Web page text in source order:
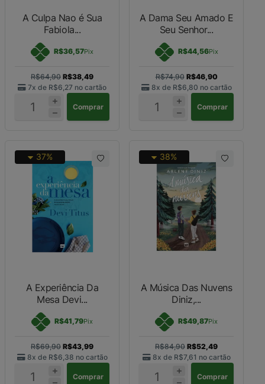
A Culpa Nao é Sua
Fabiola...
R$36,57Pix
R$64,90 R$38,49
7x de R$6,27 no cartão
Comprar
A Dama Seu Amado E
Seu Senhor...
R$44,56Pix
R$74,90 R$46,90
8x de R$6,80 no cartão
Comprar
37%
A Experiência Da
Mesa Devi...
R$41,79Pix
R$69,90 R$43,99
8x de R$6,38 no cartão
Comprar
38%
A Música Das Nuvens
Diniz,...
R$49,87Pix
R$84,90 R$52,49
8x de R$7,61 no cartão
Comprar